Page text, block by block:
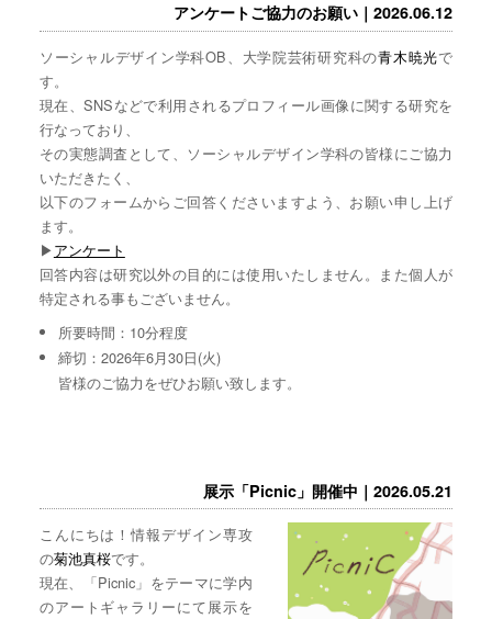
アンケートご協力のお願い｜2026.06.12
ソーシャルデザイン学科OB、大学院芸術研究科の青木暁光で
す。
現在、SNSなどで利用されるプロフィール画像に関する研究を
行なっており、
その実態調査として、ソーシャルデザイン学科の皆様にご協力
いただきたく、
以下のフォームからご回答くださいますよう、お願い申し上げ
ます。
▶︎アンケート
回答内容は研究以外の目的には使用いたしません。また個人が
特定される事もございません。
所要時間：10分程度
締切：2026年6月30日(火)
皆様のご協力をぜひお願い致します。
展示「Picnic」開催中｜2026.05.21
こんにちは！情報デザイン専攻
の菊池真桜です。
現在、「Picnic」をテーマに学内
のアートギャラリーにて展示を